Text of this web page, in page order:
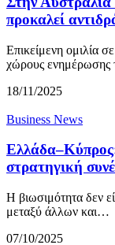
προκαλεί
Επικείμενη ομιλία
χώρους ενημέρωσης
18/11/2025
Business News
στρατηγική
Η βιωσιμότητα δεν
μεταξύ άλλων και…
07/10/2025